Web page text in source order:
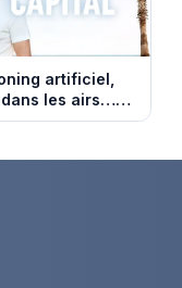
artificiel,
les airs…
les plus fous